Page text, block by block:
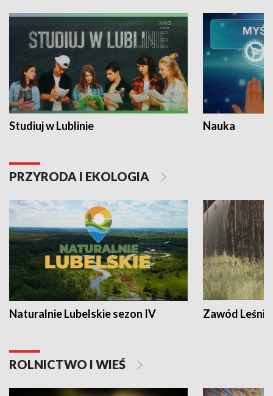
Studiuj w Lublinie Nauka
PRZYRODA I EKOLOGIA
Naturalnie Lubelskie sezon IV Zawód Leśnik
ROLNICTWO I WIEŚ